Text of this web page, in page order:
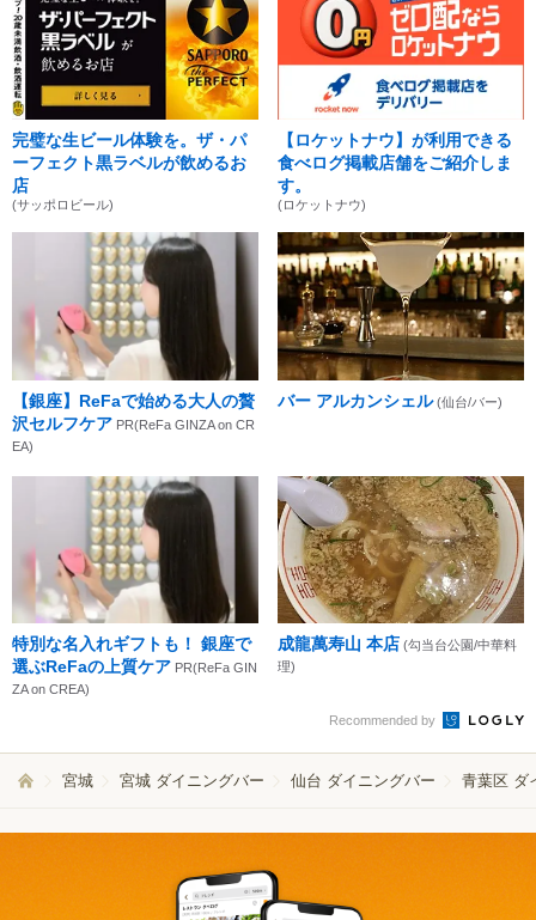
完璧な生ビール体験を。ザ・パ
ーフェクト黒ラベルが飲めるお
店
(サッポロビール)
【ロケットナウ】が利用できる
食べログ掲載店舗をご紹介しま
す。
(ロケットナウ)
【銀座】ReFaで始める大人の贅
沢セルフケア PR(ReFa GINZA on CR
EA)
バー アルカンシェル (仙台/バー)
特別な名入れギフトも！ 銀座で
選ぶReFaの上質ケア PR(ReFa GIN
ZA on CREA)
成龍萬寿山 本店 (勾当台公園/中華料
理)
Recommended by
宮城 宮城 ダイニングバー 仙台 ダイニングバー 青葉区 ダ